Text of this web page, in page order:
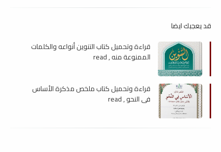
قد يعجبك ايضا
قراءة وتحميل كتاب التنوين أنواعه والكلمات
الممنوعة منه , read
قراءة وتحميل كتاب ملخص مذكرة الأساس
فى النحو , read